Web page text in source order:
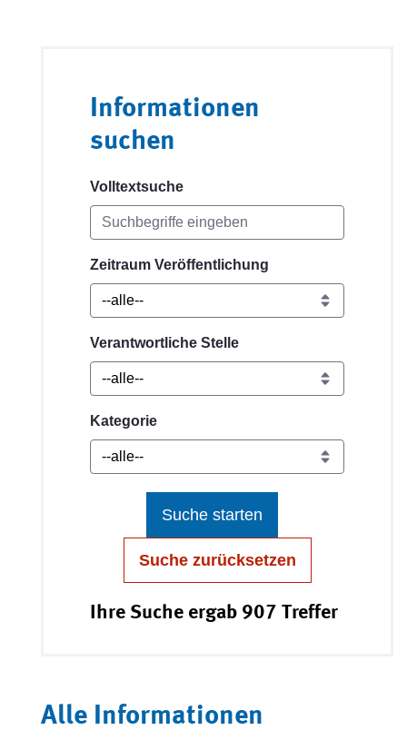
Informationen
suchen
Volltextsuche
Zeitraum Veröffentlichung
Verantwortliche Stelle
Kategorie
Suche starten
Suche zurücksetzen
Ihre Suche ergab 907 Treffer
Alle Informationen